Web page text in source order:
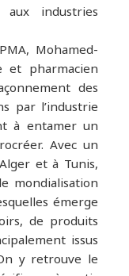
industries
Mohamed-
et pharmacien
des
par l’industrie
à entamer un
Avec un
et à Tunis,
mondialisation
émerge
de produits
issus
y retrouve le